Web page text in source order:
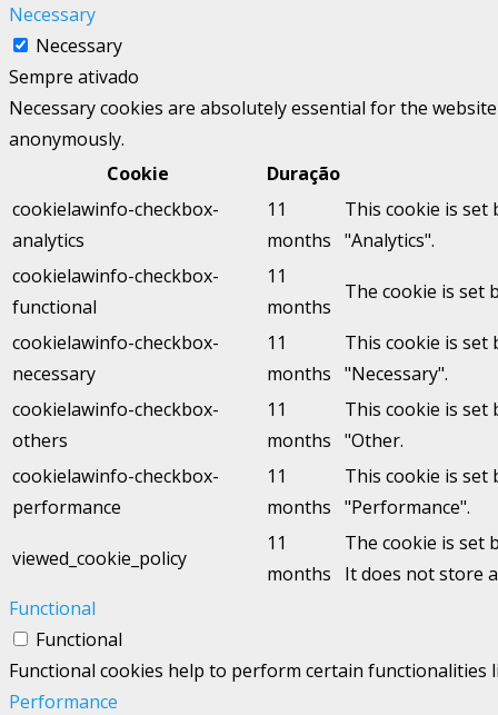
Necessary
Necessary
Sempre ativado
Necessary cookies are absolutely essential for the
anonymously.
Cookie
Duração
cookielawinfo-checkbox-
analytics
11
months
This cookie is set
"Analytics".
cookielawinfo-checkbox-
functional
11
months
The cookie is set
cookielawinfo-checkbox-
necessary
11
months
This cookie is set
"Necessary".
cookielawinfo-checkbox-
others
11
months
This cookie is set
"Other.
cookielawinfo-checkbox-
performance
11
months
This cookie is set
"Performance".
viewed_cookie_policy
11
months
The cookie is set
It does not store
Functional
Functional
Functional cookies help to perform certain
Performance